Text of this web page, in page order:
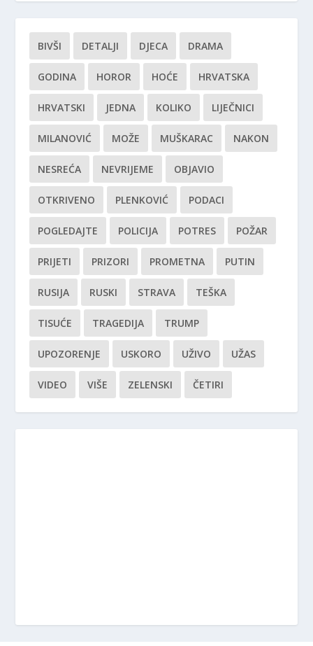
BIVŠI DETALJI DJECA DRAMA
GODINA HOROR HOĆE HRVATSKA
HRVATSKI JEDNA KOLIKO LIJEČNICI
MILANOVIĆ MOŽE MUŠKARAC NAKON
NESREĆA NEVRIJEME OBJAVIO
OTKRIVENO PLENKOVIĆ PODACI
POGLEDAJTE POLICIJA POTRES POŽAR
PRIJETI PRIZORI PROMETNA PUTIN
RUSIJA RUSKI STRAVA TEŠKA
TISUĆE TRAGEDIJA TRUMP
UPOZORENJE USKORO UŽIVO UŽAS
VIDEO VIŠE ZELENSKI ČETIRI